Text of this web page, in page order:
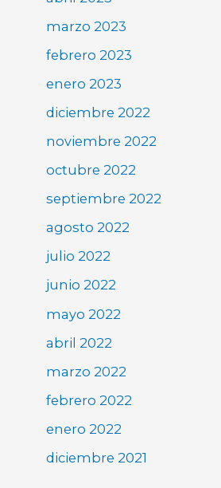
marzo 2023
febrero 2023
enero 2023
diciembre 2022
noviembre 2022
octubre 2022
septiembre 2022
agosto 2022
julio 2022
junio 2022
mayo 2022
abril 2022
marzo 2022
febrero 2022
enero 2022
diciembre 2021